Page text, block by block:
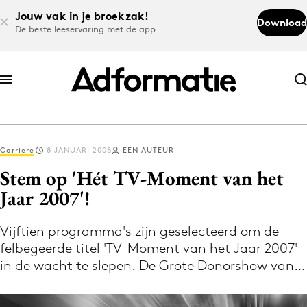
Jouw vak in je broekzak!
De beste leeservaring met de app
Download
Abonneer nu
Abonneer nu
Log in
Volg het laatste nieuws via de Adformatie
Nieuws app
Carriere 8 JANUARI 2008 EEN AUTEUR
Stem op 'Hét TV-Moment van het
Jaar 2007'!
Vijftien programma's zijn geselecteerd om de
felbegeerde titel 'TV-Moment van het Jaar 2007'
in de wacht te slepen. De Grote Donorshow van…